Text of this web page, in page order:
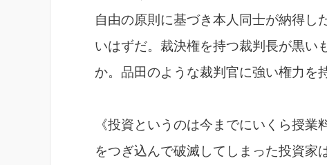
自由の原則に基づき本人同士が納得し
いはずだ。裁決権を持つ裁判長が黒い
か。品田のような裁判官に強い権力を
《投資というのは今までにいくら授
をつぎ込んで破滅してしまった投資家